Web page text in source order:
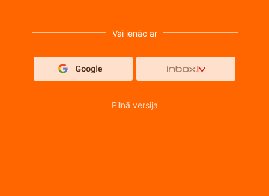
Vai ienāc ar
Pilnā versija